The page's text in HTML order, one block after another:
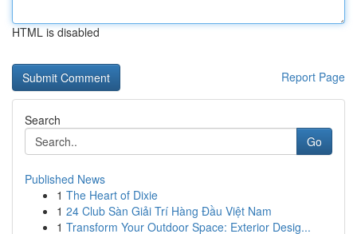
HTML is disabled
Report Page
Search
Go
Published News
1 The Heart of Dixie
1 24 Club Sàn Giải Trí Hàng Đầu Việt Nam
1 Transform Your Outdoor Space: Exterior Desig...